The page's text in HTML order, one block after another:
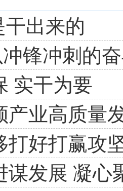
干出来的
锋冲刺的
实干为要
产业高质量
打好打赢攻
谋发展 凝心